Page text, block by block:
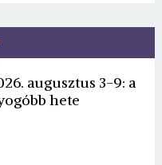
augusztus 3-9: a
hete